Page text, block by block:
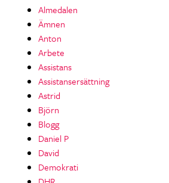
Almedalen
Ämnen
Anton
Arbete
Assistans
Assistansersättning
Astrid
Björn
Blogg
Daniel P
David
Demokrati